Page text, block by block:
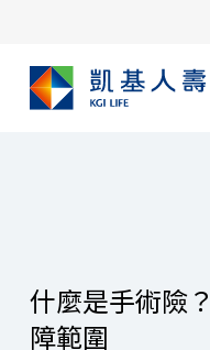
什麼是手術險
障範圍